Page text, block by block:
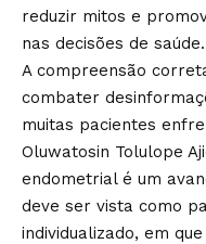
reduzir mitos e
nas decisões de saúde.
A compreensão
combater
muitas pacientes
Oluwatosin Tolulope
endometrial é um
deve ser vista como
individualizado, em